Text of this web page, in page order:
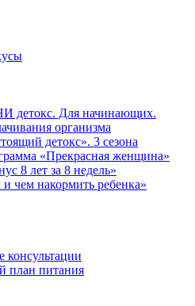
детокс. Для начинающих.
организма
детокс». 3 сезона
«Прекрасная женщина»
8 лет за 8 недель»
чем накормить ребенка»
план питания